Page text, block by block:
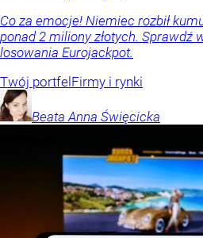
Co za emocje! Niemiec rozbił
ponad 2 miliony złotych. Sprawdź
losowania Eurojackpot.
Twój portfelFirmy i rynki
Beata Anna Święcicka